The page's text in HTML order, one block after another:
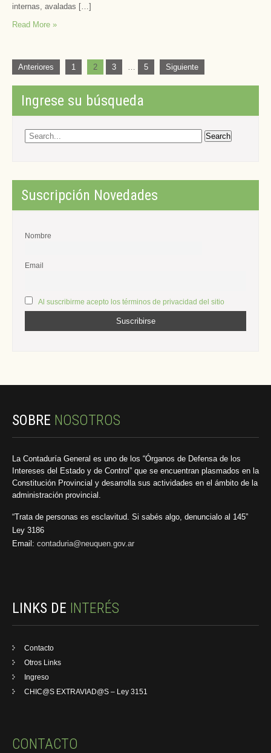
internas, avaladas […]
Read More »
Paginación
de
entradas
Anteriores 1 2 3 … 5 Siguiente
Ingrese su búsqueda
Suscripción Novedades
Nombre
Email
Al suscribirme acepto los términos de privacidad del sitio
SOBRE NOSOTROS
La Contaduría General es uno de los “Órganos de Defensa de los
Intereses del Estado y de Control” que se encuentran plasmados en la
Constitución Provincial y desarrolla sus actividades en el ámbito de la
administración provincial.
“Trata de personas es esclavitud. Si sabés algo, denuncialo al 145”
Ley 3186
Email: contaduria@neuquen.gov.ar
LINKS DE INTERÉS
Contacto
Otros Links
Ingreso
CHIC@S EXTRAVIAD@S – Ley 3151
CONTACTO